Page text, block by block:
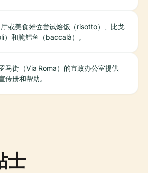
厅或美食摊位尝试烩饭（risotto）、比戈
）和腌鳕鱼（baccalà）。
马街（Via Roma）的市政办公室提供
传册和帮助。
士